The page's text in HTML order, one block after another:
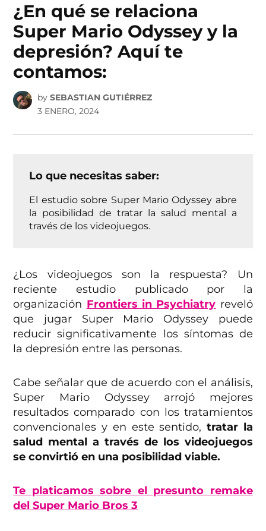
¿En qué se relaciona
Super Mario Odyssey y la
depresión? Aquí te
contamos:
by SEBASTIAN GUTIÉRREZ
3 ENERO, 2024
Lo que necesitas saber:
El estudio sobre Super Mario Odyssey abre
la posibilidad de tratar la salud mental a
través de los videojuegos.
¿Los videojuegos son la respuesta? Un
reciente estudio publicado por la
organización Frontiers in Psychiatry reveló
que jugar Super Mario Odyssey puede
reducir significativamente los síntomas de
la depresión entre las personas.
Cabe señalar que de acuerdo con el análisis,
Super Mario Odyssey arrojó mejores
resultados comparado con los tratamientos
convencionales y en este sentido, tratar la
salud mental a través de los videojuegos
se convirtió en una posibilidad viable.
Te platicamos sobre el presunto remake
del Super Mario Bros 3